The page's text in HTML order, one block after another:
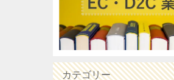
カテゴリー